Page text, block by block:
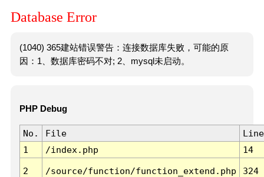
Database Error
(1040) 365建站错误警告：连接数据库失败，可能的原
因：1、数据库密码不对; 2、mysql未启动。
PHP Debug
No. File
Line
1
/index.php 14
2 /source/function/function_extend.php 324